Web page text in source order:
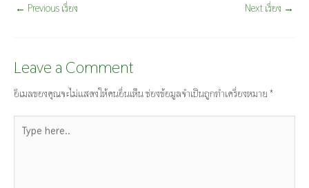
← Previous เรื่อง Next เรื่อง →
Leave a Comment
อีเมลของคุณจะไม่แสดงให้คนอื่นเห็นช่องข้อมูลจำเป็นถูกทำเครื่องหมาย *
here..